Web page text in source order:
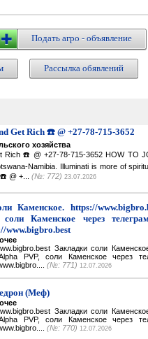
Подать агро - объявление
Рассылка обявлений
Get Rich ☎️ @ +27-78-715-3652
хозяйства
Rich ☎️ @ +27-78-715-3652 HOW TO
Namibia. Illuminati is more of
@ +... (№: 772) 23.07.2026
Каменское. https://
соли Каменское через
www.bigbro.best
Закладки соли
PVP, соли Каменское через
(№: 771) 12.07.2026
(Меф)
Закладки соли
PVP, соли Каменское через
(№: 770) 12.07.2026